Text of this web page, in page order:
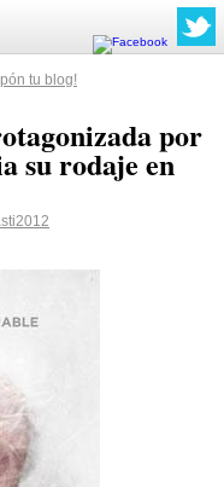
tu blog!
por
su rodaje en